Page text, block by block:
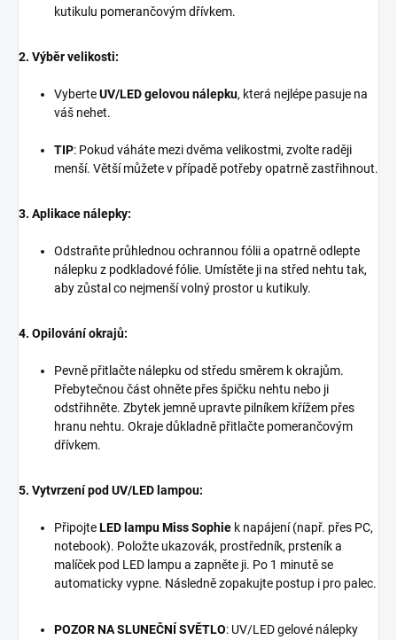
kutikulu pomerančovým dřívkem.
2. Výběr velikosti:
VyberteUV/LED gelovou nálepku, která nejlépe pasuje na
váš nehet.
TIP: Pokud váháte mezi dvěma velikostmi, zvolte raději
menší. Větší můžete v případě potřeby opatrně zastřihnout.
3. Aplikace nálepky:
Odstraňte průhlednou ochrannou fólii a opatrně odlepte
nálepku z podkladové fólie. Umístěte ji na střed nehtu tak,
aby zůstal co nejmenší volný prostor u kutikuly.
4. Opilování okrajů:
Pevně přitlačte nálepku od středu směrem k okrajům.
Přebytečnou část ohněte přes špičku nehtu nebo ji
odstřihněte. Zbytek jemně upravte pilníkem křížem přes
hranu nehtu. Okraje důkladně přitlačte pomerančovým
dřívkem.
5. Vytvrzení pod UV/LED lampou:
PřipojteLED lampu Miss Sophie k napájení (např. přes PC,
notebook). Položte ukazovák, prostředník, prsteník a
malíček pod LED lampu a zapněte ji. Po 1 minutě se
automaticky vypne. Následně zopakujte postup i pro palec.
POZOR NA SLUNEČNÍ SVĚTLO: UV/LED gelové nálepky